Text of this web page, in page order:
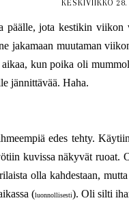
KESKIVIIKKO
päälle, jota kestikin
jakamaan muutaman
kun poika oli
jännittävää. Haha.
edes tehty.
kuvissa näkyvät
olla kahdestaan,
(luonnollisesti). Oli silti